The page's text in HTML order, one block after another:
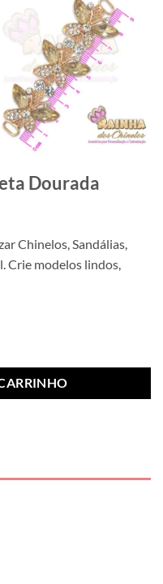
Dourada
Chinelos, Sandálias,
Crie modelos lindos,